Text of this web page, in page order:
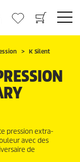
K Silent
pression extra-
avec des
de